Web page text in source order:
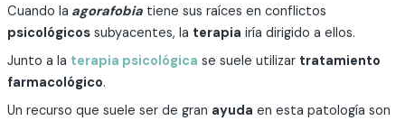
Cuando la agorafobia tiene sus raíces en conflictos
psicológicossubyacentes, la terapia iría dirigido a ellos.
Junto a la terapia psicológica se suele utilizar tratamiento
farmacológico.
Un recurso que suele ser de gran ayuda en esta patología son